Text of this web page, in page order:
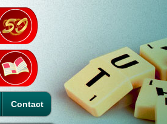
Contact